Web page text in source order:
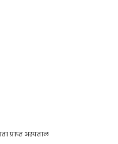
प्राप्त अस्पताल